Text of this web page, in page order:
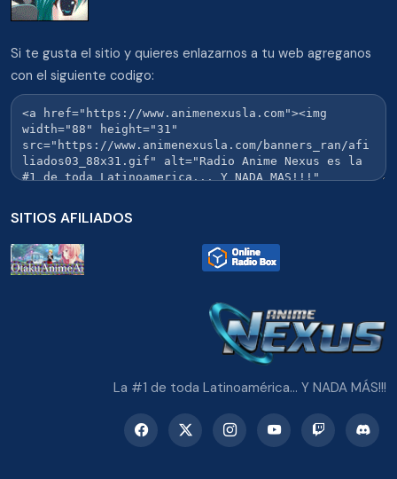
Si te gusta el sitio y quieres enlazarnos a tu web agreganos
con el siguiente codigo:
SITIOS AFILIADOS
La #1 de toda Latinoamérica... Y NADA MÁS!!!